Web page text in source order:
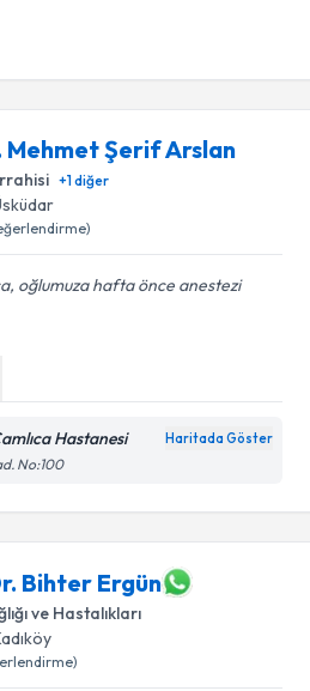
Mehmet Şerif Arslan
+1diğer
oğlumuza hafta önce anestezi
Hastanesi Haritada Göster
No:100
Bihter Ergün
ve Hastalıkları